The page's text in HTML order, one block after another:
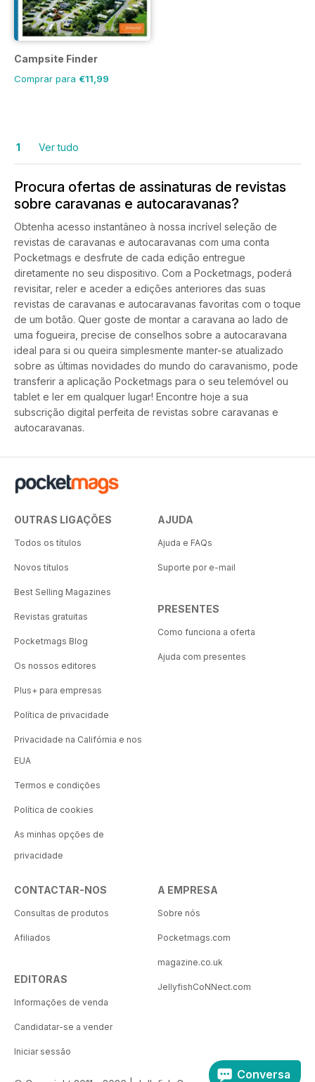
Campsite Finder
Comprar para €11,99
1 Ver tudo
Procura ofertas de assinaturas de revistas
sobre caravanas e autocaravanas?
Obtenha acesso instantâneo à nossa incrível seleção de
revistas de caravanas e autocaravanas com uma conta
Pocketmags e desfrute de cada edição entregue
diretamente no seu dispositivo. Com a Pocketmags, poderá
revisitar, reler e aceder a edições anteriores das suas
revistas de caravanas e autocaravanas favoritas com o toque
de um botão. Quer goste de montar a caravana ao lado de
uma fogueira, precise de conselhos sobre a autocaravana
ideal para si ou queira simplesmente manter-se atualizado
sobre as últimas novidades do mundo do caravanismo, pode
transferir a aplicação Pocketmags para o seu telemóvel ou
tablet e ler em qualquer lugar! Encontre hoje a sua
subscrição digital perfeita de revistas sobre caravanas e
autocaravanas.
OUTRAS LIGAÇÕES
Todos os títulos
Novos títulos
Best Selling Magazines
Revistas gratuitas
Pocketmags Blog
Os nossos editores
Plus+ para empresas
Política de privacidade
Privacidade na Califórnia e nos
EUA
Termos e condições
Política de cookies
As minhas opções de
privacidade
AJUDA
Ajuda e FAQs
Suporte por e-mail
PRESENTES
Como funciona a oferta
Ajuda com presentes
CONTACTAR-NOS
Consultas de produtos
Afiliados
EDITORAS
Informações de venda
Candidatar-se a vender
Iniciar sessão
A EMPRESA
Sobre nós
Pocketmags.com
magazine.co.uk
JellyfishCoNNect.com
Conversa